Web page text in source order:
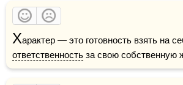
Х
ответственность за свою собственную